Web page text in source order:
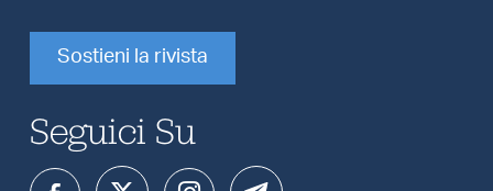
Sostieni la rivista
Seguici Su